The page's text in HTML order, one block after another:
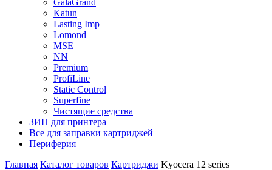
GalaGrand
Katun
Lasting Imp
Lomond
MSE
NN
Premium
ProfiLine
Static Control
Superfine
Чистящие средства
ЗИП для принтера
Все для заправки картриджей
Периферия
Главная Каталог товаров Картриджи Kyocera 12 series